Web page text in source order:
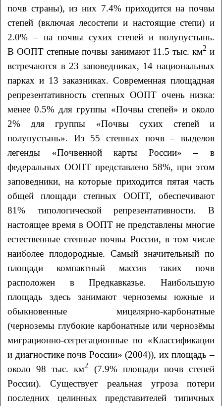
почв страны), из них 7.4% приходится на почвы
степей (включая лесостепи и настоящие степи) и
2.0% – на почвы сухих степей и полупустынь.
В ООПТ степные почвы занимают 11.5 тыс. км2и
встречаются в 23 заповедниках, 14 национальных
парках и 13 заказниках. Современная площадная
репрезентативность степных ООПТ очень низка:
менее 0.5% для группы «Почвы степей» и около
2% для группы «Почвы сухих степей и
полупустынь». Из 55 степных почв – выделов
легенды «Почвенной карты России» – в
федеральных ООПТ представлено 58%, при этом
заповедники, на которые приходится пятая часть
общей площади степных ООПТ, обеспечивают
81% типологической репрезентативности. В
настоящее время в ООПТ не представлены многие
естественные степные почвы России, в том числе
наиболее плодородные. Самый значительный по
площади компактный массив таких почв
расположен в Предкавказье. Наибольшую
площадь здесь занимают черноземы южные и
обыкновенные мицелярно-карбонатные
(черноземы глубокие карбонатные или чернозёмы
миграционно-сегрегационные по «Классификации
и диагностике почв России» (2004)), их площадь –
около 98 тыс. км2
(7.9% площади почв степей
России). Существует реальная угроза потери
последних целинных представителей типичных